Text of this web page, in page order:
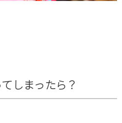
しまったら？